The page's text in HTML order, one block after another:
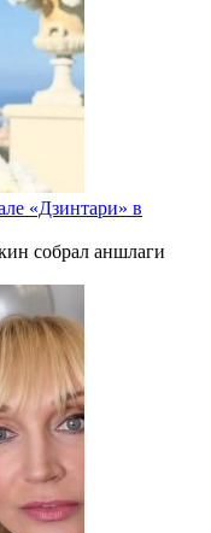
«Дзинтари» в
собрал аншлаги